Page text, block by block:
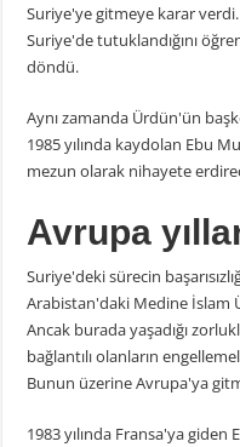
Suriye'ye gitmeye karar
Suriye'de tutuklandığını
döndü.
Aynı zamanda Ürdün'ün
1985 yılında kaydolan Ebu
mezun olarak nihayete
Avrupa
Suriye'deki sürecin
Arabistan'daki Medine İslam
Ancak burada yaşadığı
bağlantılı olanların
Bunun üzerine Avrupa'ya
1983 yılında Fransa'ya